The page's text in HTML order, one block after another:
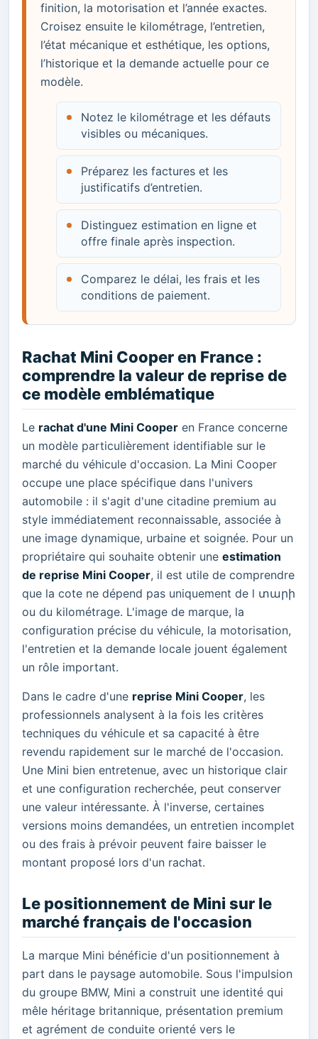
finition, la motorisation et l’année exactes.
Croisez ensuite le kilométrage, l’entretien,
l’état mécanique et esthétique, les options,
l’historique et la demande actuelle pour ce
modèle.
Notez le kilométrage et les défauts
visibles ou mécaniques.
Préparez les factures et les
justificatifs d’entretien.
Distinguez estimation en ligne et
offre finale après inspection.
Comparez le délai, les frais et les
conditions de paiement.
Rachat Mini Cooper en France :
comprendre la valeur de reprise de
ce modèle emblématique
Le rachat d'une Mini Cooper en France concerne
un modèle particulièrement identifiable sur le
marché du véhicule d'occasion. La Mini Cooper
occupe une place spécifique dans l'univers
automobile : il s'agit d'une citadine premium au
style immédiatement reconnaissable, associée à
une image dynamique, urbaine et soignée. Pour un
propriétaire qui souhaite obtenir une estimation
de reprise Mini Cooper, il est utile de comprendre
que la cote ne dépend pas uniquement de l տարի
ou du kilométrage. L'image de marque, la
configuration précise du véhicule, la motorisation,
l'entretien et la demande locale jouent également
un rôle important.
Dans le cadre d'une reprise Mini Cooper, les
professionnels analysent à la fois les critères
techniques du véhicule et sa capacité à être
revendu rapidement sur le marché de l'occasion.
Une Mini bien entretenue, avec un historique clair
et une configuration recherchée, peut conserver
une valeur intéressante. À l'inverse, certaines
versions moins demandées, un entretien incomplet
ou des frais à prévoir peuvent faire baisser le
montant proposé lors d'un rachat.
Le positionnement de Mini sur le
marché français de l'occasion
La marque Mini bénéficie d'un positionnement à
part dans le paysage automobile. Sous l'impulsion
du groupe BMW, Mini a construit une identité qui
mêle héritage britannique, présentation premium
et agrément de conduite orienté vers le